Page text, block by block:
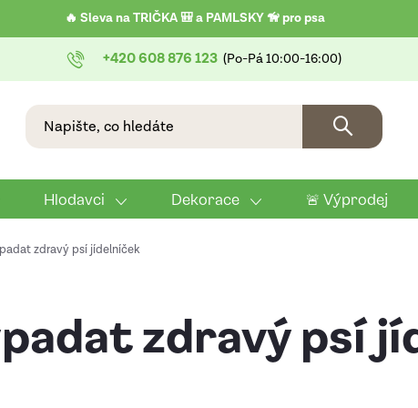
🔥 Sleva na TRIČKA 🎒 a PAMLSKY 🦮 pro psa
+420 608 876 123
Hlodavci Dekorace 🚨 Výprodej
zdravý psí jídelníček
zdravý psí